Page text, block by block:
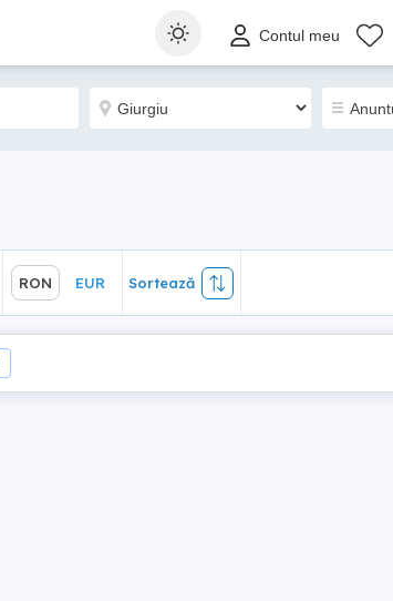
Contul meu
Sortează
RON EUR Sortează